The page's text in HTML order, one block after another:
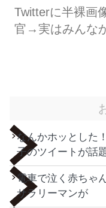
Twitterに半裸画
官→実はみんな
なんかホッとした
子のツイートが話
電車で泣く赤ちゃ
サラリーマンが